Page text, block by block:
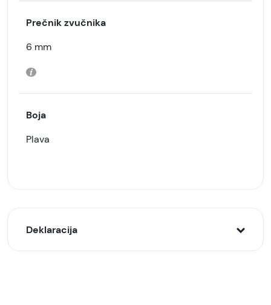
Prečnik zvučnika
6 mm
Boja
Plava
Deklaracija